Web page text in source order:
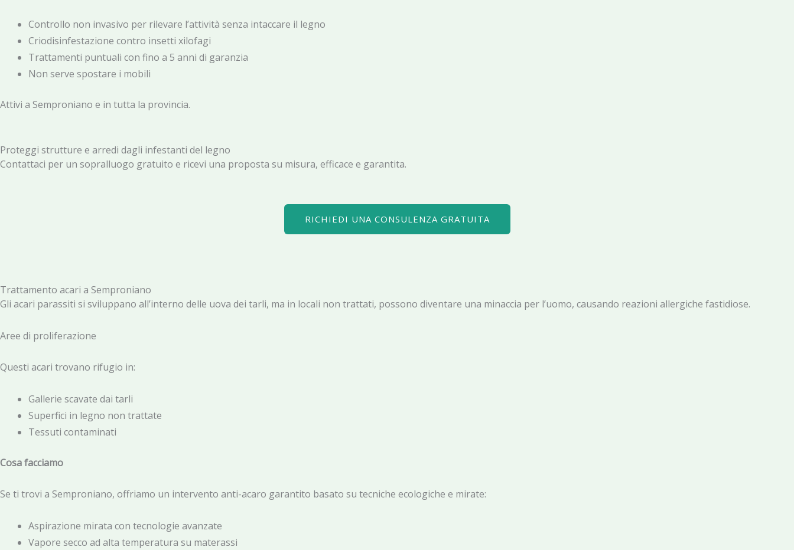
Controllo non invasivo per rilevare l’attività senza intaccare il legno
Criodisinfestazione contro insetti xilofagi
Trattamenti puntuali con fino a 5 anni di garanzia
Non serve spostare i mobili
Attivi a Semproniano e in tutta la provincia.
Proteggi strutture e arredi dagli infestanti del legno
Contattaci per un sopralluogo gratuito e ricevi una proposta su misura, efficace e garantita.
RICHIEDI UNA CONSULENZA GRATUITA
Trattamento acari a Semproniano
Gli acari parassiti si sviluppano all’interno delle uova dei tarli, ma in locali non trattati, possono diventare una minaccia per l’uomo, causando reazioni allergiche fastidiose.
Aree di proliferazione
Questi acari trovano rifugio in:
Gallerie scavate dai tarli
Superfici in legno non trattate
Tessuti contaminati
Cosa facciamo
Se ti trovi a Semproniano, offriamo un intervento anti-acaro garantito basato su tecniche ecologiche e mirate:
Aspirazione mirata con tecnologie avanzate
Vapore secco ad alta temperatura su materassi